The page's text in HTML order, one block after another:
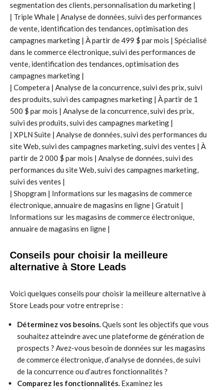
segmentation des clients, personnalisation du marketing |
| Triple Whale | Analyse de données, suivi des performances
de vente, identification des tendances, optimisation des
campagnes marketing | À partir de 499 $ par mois | Spécialisé
dans le commerce électronique, suivi des performances de
vente, identification des tendances, optimisation des
campagnes marketing |
| Competera | Analyse de la concurrence, suivi des prix, suivi
des produits, suivi des campagnes marketing | À partir de 1
500 $ par mois | Analyse de la concurrence, suivi des prix,
suivi des produits, suivi des campagnes marketing |
| XPLN Suite | Analyse de données, suivi des performances du
site Web, suivi des campagnes marketing, suivi des ventes | À
partir de 2 000 $ par mois | Analyse de données, suivi des
performances du site Web, suivi des campagnes marketing,
suivi des ventes |
| Shopgram | Informations sur les magasins de commerce
électronique, annuaire de magasins en ligne | Gratuit |
Informations sur les magasins de commerce électronique,
annuaire de magasins en ligne |
Conseils pour choisir la meilleure
alternative à Store Leads
Voici quelques conseils pour choisir la meilleure alternative à
Store Leads pour votre entreprise :
Déterminez vos besoins.Quels sont les objectifs que vous
souhaitez atteindre avec une plateforme de génération de
prospects ? Avez-vous besoin de données sur les magasins
de commerce électronique, d’analyse de données, de suivi
de la concurrence ou d’autres fonctionnalités ?
Comparez les fonctionnalités. Examinez les